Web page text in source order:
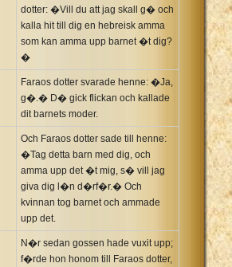
dotter: �Vill du att jag skall g� och
kalla hit till dig en hebreisk amma
som kan amma upp barnet �t dig?
�
Faraos dotter svarade henne: �Ja,
g�.� D� gick flickan och kallade
dit barnets moder.
Och Faraos dotter sade till henne:
�Tag detta barn med dig, och
amma upp det �t mig, s� vill jag
giva dig l�n d�rf�r.� Och
kvinnan tog barnet och ammade
upp det.
N�r sedan gossen hade vuxit upp;
f�rde hon honom till Faraos dotter,